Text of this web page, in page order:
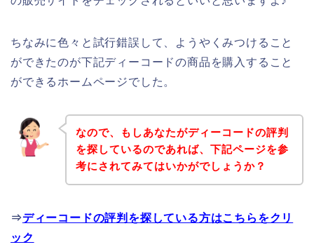
ちなみに色々と試行錯誤して、ようやくみつけること
ができたのが下記ディーコードの商品を購入すること
ができるホームページでした。
なので、もしあなたがディーコードの評判
を探しているのであれば、下記ページを参
考にされてみてはいかがでしょうか？
⇒ディーコードの評判を探している方はこちらをクリ
ック